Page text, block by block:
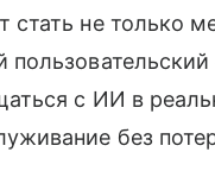
стать не только
с ИИ в
без